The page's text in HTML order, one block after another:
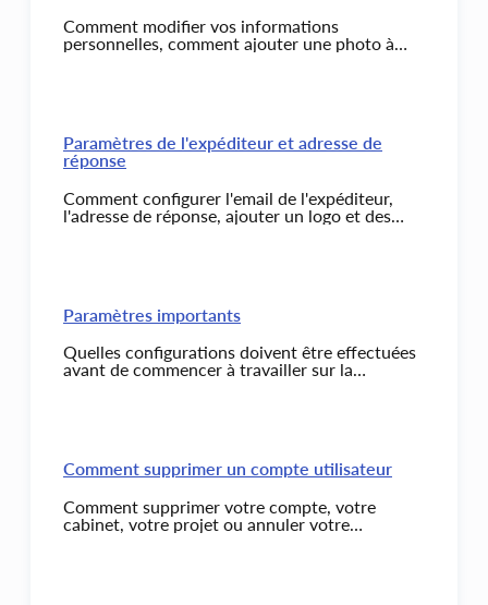
Comment modifier vos informations
personnelles, comment ajouter une photo à
Paramètres de l'expéditeur et adresse de
réponse
Comment configurer l'email de l'expéditeur,
l'adresse de réponse, ajouter un logo et des
Paramètres importants
Quelles configurations doivent être effectuées
avant de commencer à travailler sur la
Comment supprimer un compte utilisateur
Comment supprimer votre compte, votre
cabinet, votre projet ou annuler votre